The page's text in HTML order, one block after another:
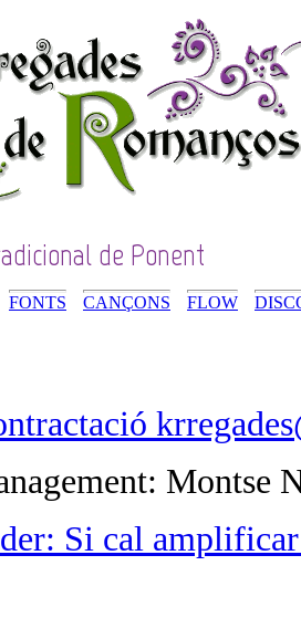
de Ponent
FONTS CANÇONS FLOW
Montse
Si cal